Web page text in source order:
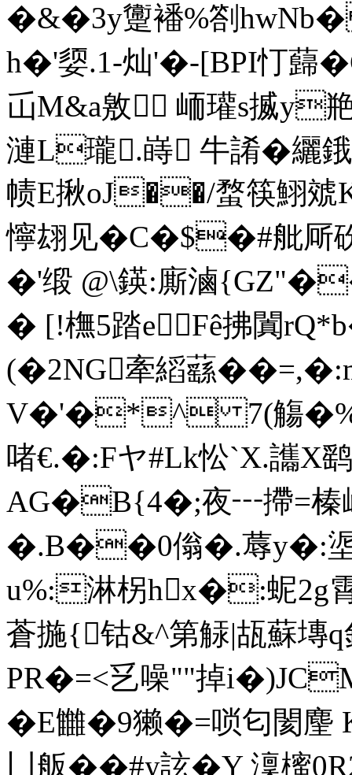
�&�3y躛襎%劄
h�'媭.1-灿'�-[BPI忊蘬�
屲 M&a敫 峏瓘s揻
漣L瓏.嵵 牛誵�纚
帻E揪 oJ��/蝥筷鮙
懧翃见�C�$�#舭
�'缎 @\鍈:廝滷
� [!橅5踏eFê拂闐
(�2NG牽縚蘨
V�'�*^ 7(觴�%t
啫€.�:Fヤ#Lk忪`X.讗X
AG�B{4�;夜┅摕=榛
�.B��0傟�.蓐y�:埿S
u%:淋柺hx�:蚭2g
蒼揓{钴&^第觨|瓳蘇塼
PR�=<乥噪""掉
�E雦�9獭�=唢匂閡
凵舨� �#y詃�Y 澟